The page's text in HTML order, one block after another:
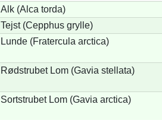
Alk (Alca torda)
Tejst (Cepphus grylle)
Lunde (Fratercula arctica)
Rødstrubet Lom (Gavia stellata)
Sortstrubet Lom (Gavia arctica)